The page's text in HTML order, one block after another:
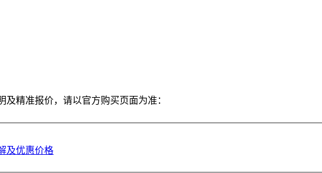
精准报价，请以官方购买页面为准：
及优惠价格